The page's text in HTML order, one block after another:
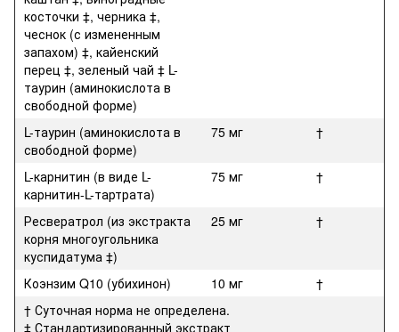
косточки ‡, черника ‡,
чеснок (с измененным
запахом) ‡, кайенский
перец ‡, зеленый чай ‡ L-
таурин (аминокислота в
свободной форме)
L-таурин (аминокислота в
свободной форме)
75 мг †
L-карнитин (в виде L-
карнитин-L-тартрата)
75 мг †
Ресвератрол (из экстракта
корня многоугольника
куспидатума ‡)
25 мг †
Коэнзим Q10 (убихинон) 10 мг
†
† Суточная норма не определена.
‡ Стандартизированный экстракт